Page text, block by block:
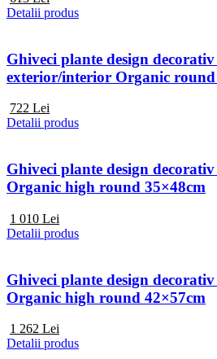
Detalii produs
Ghiveci plante design
exterior/interior Organic round
722 Lei
Detalii produs
Ghiveci plante design
Organic high round 35×48cm
1 010 Lei
Detalii produs
Ghiveci plante design
Organic high round 42×57cm
1 262 Lei
Detalii produs